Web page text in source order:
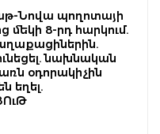
Նովա պողոտայի
8-րդ հարկում.
նախնական
օդորակիչին
եղել.